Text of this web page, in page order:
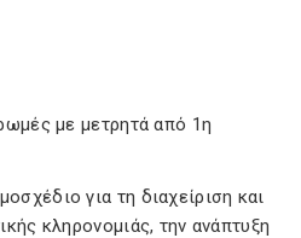
με μετρητά από 1η
για τη διαχείριση και
κληρονομιάς, την ανάπτυξη